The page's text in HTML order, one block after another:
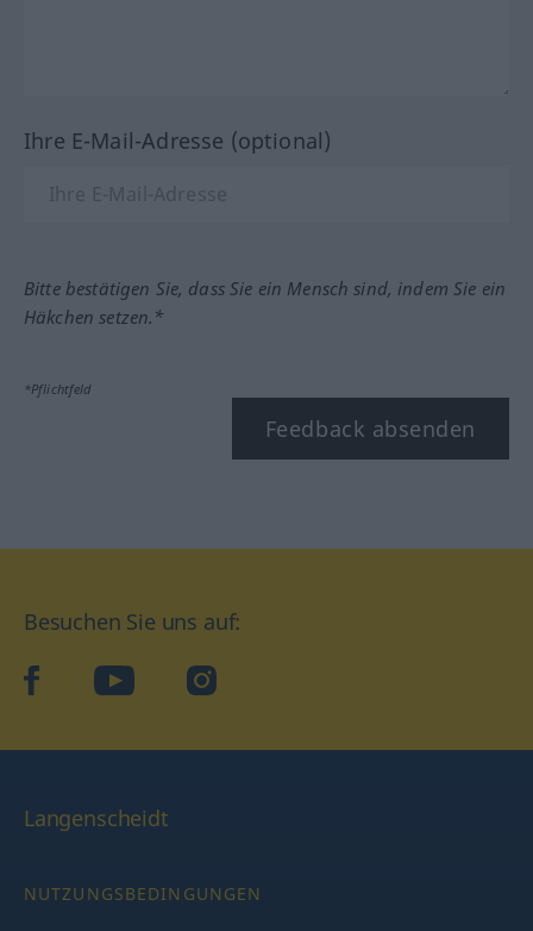
Ihre E-Mail-Adresse (optional)
Bitte bestätigen Sie, dass Sie ein Mensch sind, indem Sie ein
Häkchen setzen.*
*Pflichtfeld
Feedback absenden
Besuchen Sie uns auf:
facebookYouTube Instagram
Langenscheidt
NUTZUNGSBEDINGUNGEN